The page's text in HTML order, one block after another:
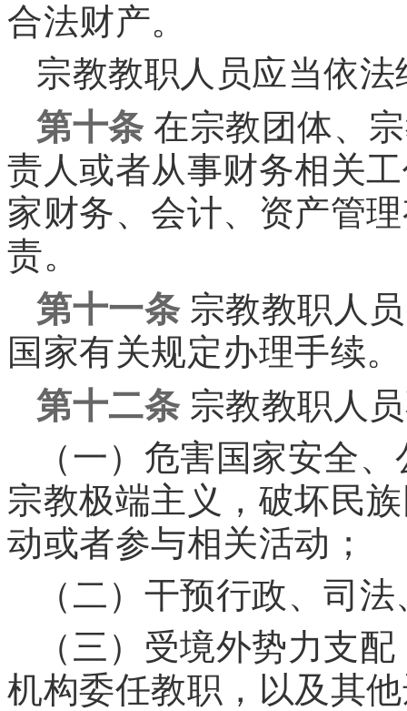
合法财产。
宗教教职人员应当依
第十条在宗教团体、
责人或者从事财务相关
家财务、会计、资产管
责。
第十一条宗教教职人
国家有关规定办理手续。
第十二条宗教教职人
（一）危害国家安全
宗教极端主义，破坏民
动或者参与相关活动；
（二）干预行政、司
（三）受境外势力支
机构委任教职，以及其